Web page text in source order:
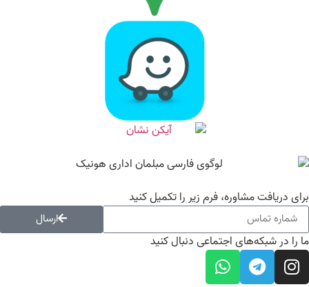
دریافت مشاوره، فرم زیر را تکمیل کنید
ارسال
را در شبکه‌های اجتماعی دنبال کنید